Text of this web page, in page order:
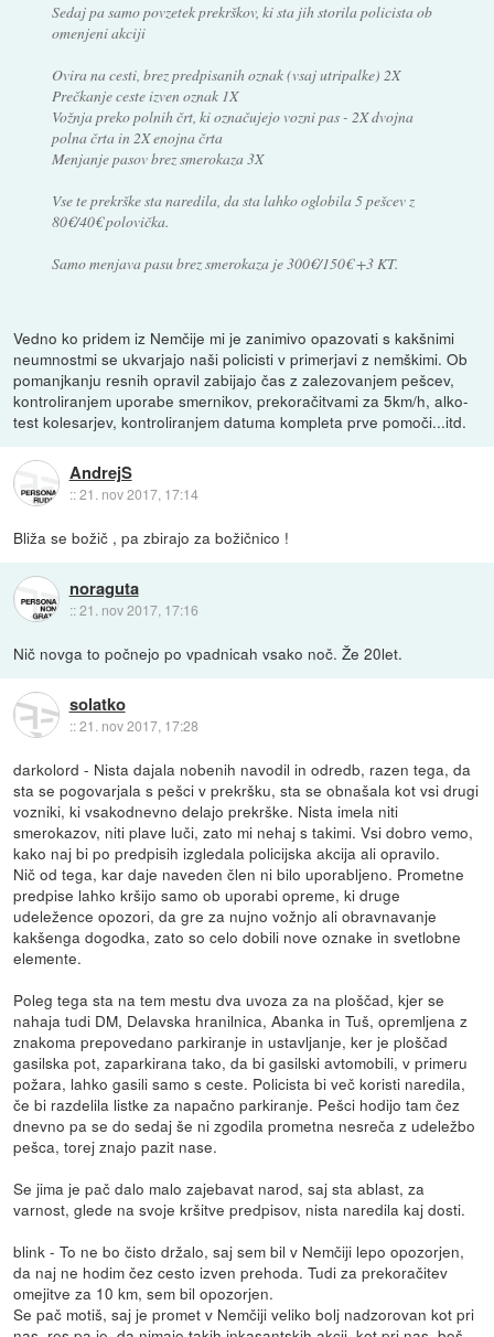
Sedaj pa samo povzetek prekrškov, ki sta jih storila policista ob
omenjeni akciji
Ovira na cesti, brez predpisanih oznak (vsaj utripalke) 2X
Prečkanje ceste izven oznak 1X
Vožnja preko polnih črt, ki označujejo vozni pas - 2X dvojna
polna črta in 2X enojna črta
Menjanje pasov brez smerokaza 3X
Vse te prekrške sta naredila, da sta lahko oglobila 5 pešcev z
80€/40€ polovička.
Samo menjava pasu brez smerokaza je 300€/150€ +3 KT.
Vedno ko pridem iz Nemčije mi je zanimivo opazovati s kakšnimi
neumnostmi se ukvarjajo naši policisti v primerjavi z nemškimi. Ob
pomanjkanju resnih opravil zabijajo čas z zalezovanjem pešcev,
kontroliranjem uporabe smernikov, prekoračitvami za 5km/h, alko-
test kolesarjev, kontroliranjem datuma kompleta prve pomoči...itd.
AndrejS
::21. nov 2017, 17:14
Bliža se božič , pa zbirajo za božičnico !
noraguta
::21. nov 2017, 17:16
Nič novga to počnejo po vpadnicah vsako noč. Že 20let.
solatko
::21. nov 2017, 17:28
darkolord - Nista dajala nobenih navodil in odredb, razen tega, da
sta se pogovarjala s pešci v prekršku, sta se obnašala kot vsi drugi
vozniki, ki vsakodnevno delajo prekrške. Nista imela niti
smerokazov, niti plave luči, zato mi nehaj s takimi. Vsi dobro vemo,
kako naj bi po predpisih izgledala policijska akcija ali opravilo.
Nič od tega, kar daje naveden člen ni bilo uporabljeno. Prometne
predpise lahko kršijo samo ob uporabi opreme, ki druge
udeležence opozori, da gre za nujno vožnjo ali obravnavanje
kakšenga dogodka, zato so celo dobili nove oznake in svetlobne
elemente.
Poleg tega sta na tem mestu dva uvoza za na ploščad, kjer se
nahaja tudi DM, Delavska hranilnica, Abanka in Tuš, opremljena z
znakoma prepovedano parkiranje in ustavljanje, ker je ploščad
gasilska pot, zaparkirana tako, da bi gasilski avtomobili, v primeru
požara, lahko gasili samo s ceste. Policista bi več koristi naredila,
če bi razdelila listke za napačno parkiranje. Pešci hodijo tam čez
dnevno pa se do sedaj še ni zgodila prometna nesreča z udeležbo
pešca, torej znajo pazit nase.
Se jima je pač dalo malo zajebavat narod, saj sta ablast, za
varnost, glede na svoje kršitve predpisov, nista naredila kaj dosti.
blink - To ne bo čisto držalo, saj sem bil v Nemčiji lepo opozorjen,
da naj ne hodim čez cesto izven prehoda. Tudi za prekoračitev
omejitve za 10 km, sem bil opozorjen.
Se pač motiš, saj je promet v Nemčiji veliko bolj nadzorovan kot pri